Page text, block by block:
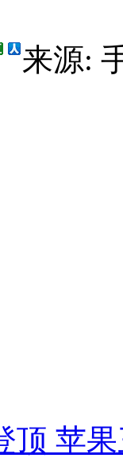
来源:
顶 苹